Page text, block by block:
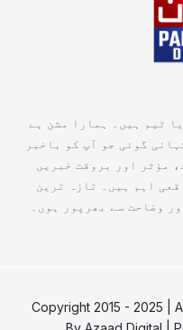
ٹیم ہیں۔ ہمارا مشن ہے
گوئی جو آپ کو باخبر
مؤثر اور بروقت خبریں
اہم ہیں۔ تازہ ترین
وضاحت سے بھرپور ہوں۔
© Copyright 2015 - 2025 |